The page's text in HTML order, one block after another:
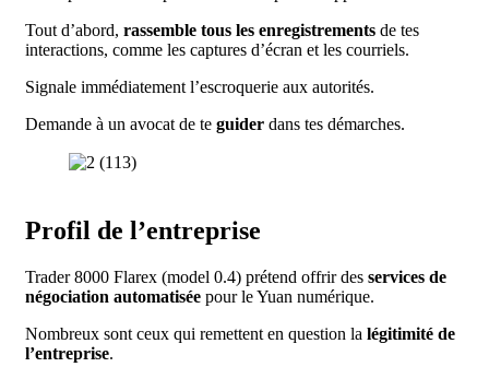
Tout d’abord, rassemble tous les enregistrements de tes
interactions, comme les captures d’écran et les courriels.
Signale immédiatement l’escroquerie aux autorités.
Demande à un avocat de te guider dans tes démarches.
Profil de l’entreprise
Trader 8000 Flarex (model 0.4) prétend offrir des services de
négociation automatisée pour le Yuan numérique.
Nombreux sont ceux qui remettent en question la légitimité de
l’entreprise.